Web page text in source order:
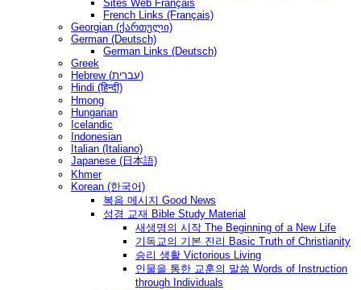
Sites Web Français
French Links (Français)
Georgian (ქართული)
German (Deutsch)
German Links (Deutsch)
Greek
Hebrew (עברית)
Hindi (हिन्दी)
Hmong
Hungarian
Icelandic
Indonesian
Italian (Italiano)
Japanese (日本語)
Khmer
Korean (한국어)
복음 메시지 Good News
성경 교재 Bible Study Material
새생명의 시작 The Beginning of a New Life
기독교의 기본 진리 Basic Truth of Christianity
승리 생활 Victorious Living
인물을 통한 교훈의 말씀 Words of Instruction
through Individuals